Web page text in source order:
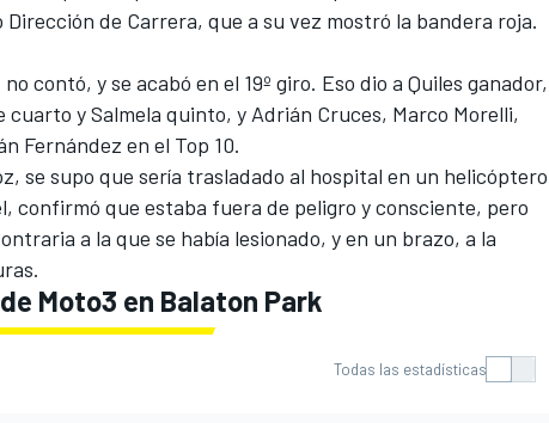
de Carrera, que a su vez mostró la bandera roja.
contó, y se acabó en el 19º giro. Eso dio a Quiles ganador,
y Salmela quinto, y Adrián Cruces, Marco Morelli,
Fernández en el Top 10.
se supo que sería trasladado al hospital en un helicóptero
confirmó que estaba fuera de peligro y consciente, pero
a la que se había lesionado, y en un brazo, a la
Moto3 en Balaton Park
Todas las estadísticas